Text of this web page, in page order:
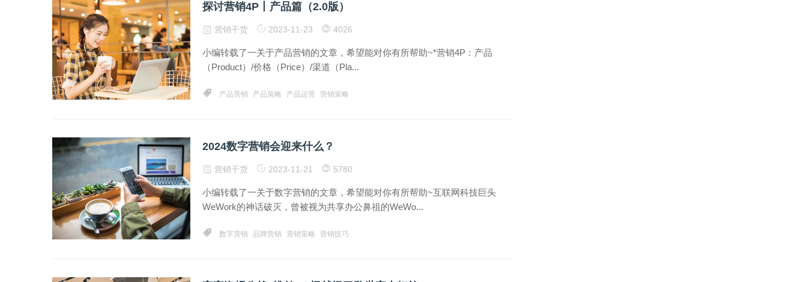
探讨营销4P丨产品篇（2.0版）
营销干货 2023-11-23 4026
小编转载了一关于产品营销的文章，希望能对你有所帮助~*营销4P：产品
（Product）/价格（Price）/渠道（Pla...
产品营销 产品策略 产品运营 营销策略
2024数字营销会迎来什么？
营销干货 2023-11-21 5780
小编转载了一关于数字营销的文章，希望能对你有所帮助~互联网科技巨头
WeWork的神话破灭，曾被视为共享办公鼻祖的WeWo...
数字营销 品牌营销 营销策略 营销技巧